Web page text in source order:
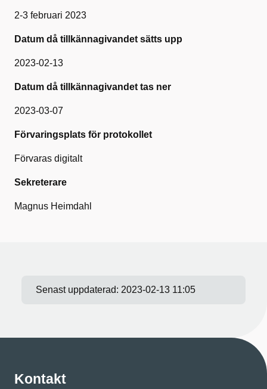
2-3 februari 2023
Datum då tillkännagivandet sätts upp
2023-02-13
Datum då tillkännagivandet tas ner
2023-03-07
Förvaringsplats för protokollet
Förvaras digitalt
Sekreterare
Magnus Heimdahl
Senast uppdaterad: 2023-02-13 11:05
Kontakt